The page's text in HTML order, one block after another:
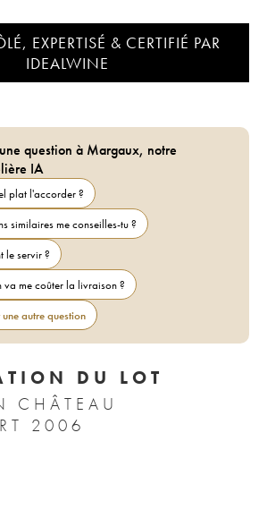
EXPERTISÉ & CERTIFIÉ PAR
IDEALWINE
question à Margaux, notre
IA
plat l'accorder ?
similaires me conseilles-tu ?
le servir ?
va me coûter la livraison ?
une autre question
DU LOT
CHÂTEAU
2006